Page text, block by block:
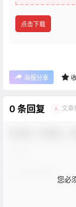
点击下载
海报分享
0 条回复 A 文章
您必